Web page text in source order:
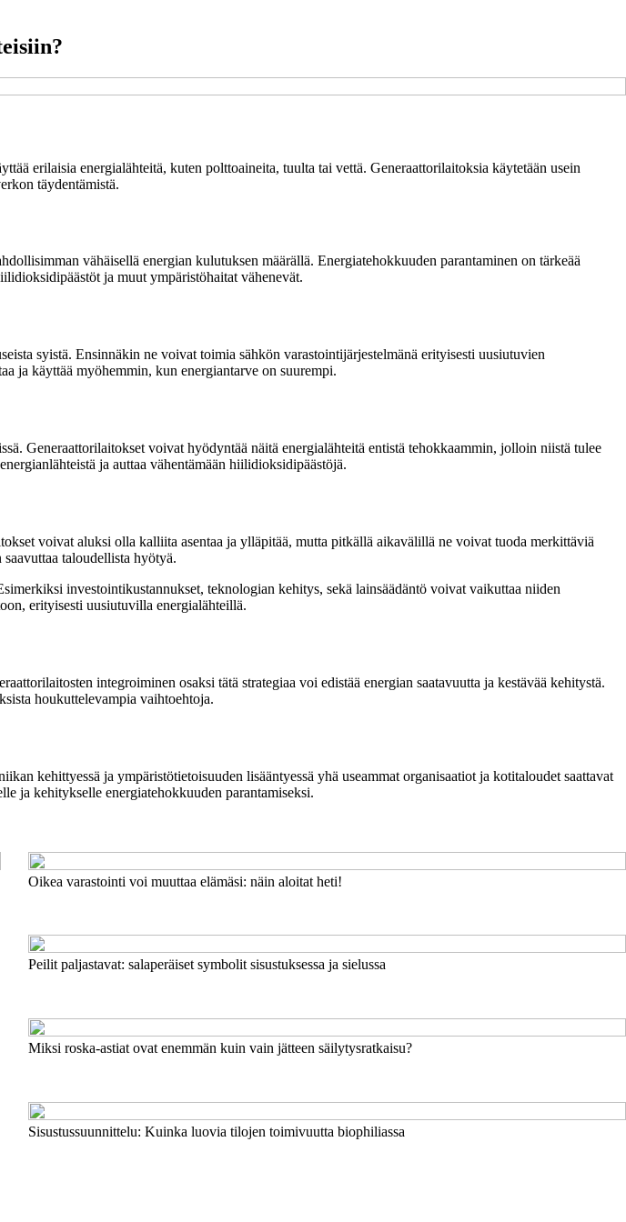
erilaisia energialähteitä, kuten polttoaineita, tuulta tai vettä. Generaattorilaitoksia käytetään usein
täydentämistä.
vähäisellä energian kulutuksen määrällä. Energiatehokkuuden parantaminen on tärkeää
ja muut ympäristöhaitat vähenevät.
syistä. Ensinnäkin ne voivat toimia sähkön varastointijärjestelmänä erityisesti uusiutuvien
ja käyttää myöhemmin, kun energiantarve on suurempi.
Generaattorilaitokset voivat hyödyntää näitä energialähteitä entistä tehokkaammin, jolloin niistä tulee
ja auttaa vähentämään hiilidioksidipäästöjä.
voivat aluksi olla kalliita asentaa ja ylläpitää, mutta pitkällä aikavälillä ne voivat tuoda merkittäviä
taloudellista hyötyä.
investointikustannukset, teknologian kehitys, sekä lainsäädäntö voivat vaikuttaa niiden
erityisesti uusiutuvilla energialähteillä.
integroiminen osaksi tätä strategiaa voi edistää energian saatavuutta ja kestävää kehitystä.
houkuttelevampia vaihtoehtoja.
kehittyessä ja ympäristötietoisuuden lisääntyessä yhä useammat organisaatiot ja kotitaloudet saattavat
ja kehitykselle energiatehokkuuden parantamiseksi.
Oikea varastointi voi muuttaa elämäsi: näin aloitat heti!
Peilit paljastavat: salaperäiset symbolit sisustuksessa ja sielussa
Miksi roska-astiat ovat enemmän kuin vain jätteen säilytysratkaisu?
Sisustussuunnittelu: Kuinka luovia tilojen toimivuutta biophiliassa